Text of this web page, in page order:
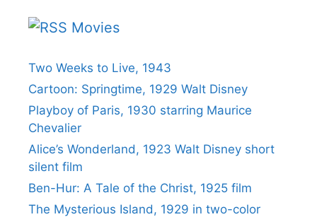
Movies
Two Weeks to Live, 1943
Cartoon: Springtime, 1929 Walt Disney
Playboy of Paris, 1930 starring Maurice
Chevalier
Alice’s Wonderland, 1923 Walt Disney short
silent film
Ben-Hur: A Tale of the Christ, 1925 film
The Mysterious Island, 1929 in two-color